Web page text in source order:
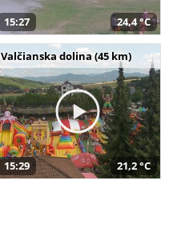
15:27 24,4 °C
Valčianska dolina (45 km)
15:29 21,2 °C